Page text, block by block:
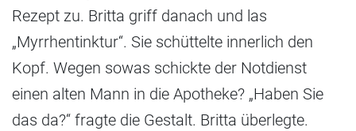
Rezept zu. Britta griff danach und las
„Myrrhentinktur“. Sie schüttelte innerlich den
Kopf. Wegen sowas schickte der Notdienst
einen alten Mann in die Apotheke? „Haben Sie
das da?“ fragte die Gestalt. Britta überlegte.